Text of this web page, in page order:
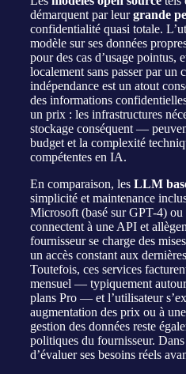
démarquent par leurgrande
confidentialité quasi totale.
modèle sur ses données
pour des cas d’usage pointus,
localement sans passer par un
indépendance est un atout
des informations
un prix : les infrastructures
stockage conséquent —
budget et la complexité
compétentes en IA.
En comparaison, les LLM
simplicité et maintenance
Microsoft (basé sur GPT-4)
connectent à une API et
fournisseur se charge des
un accès constant aux
Toutefois, ces services
mensuel — typiquement
plans Pro — et l’utilisateur
augmentation des prix ou à
gestion des données reste
politiques du fournisseur.
d’évaluer ses besoins réels